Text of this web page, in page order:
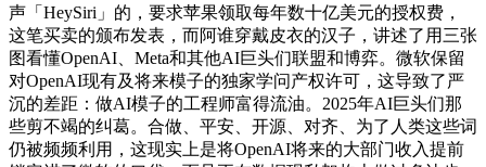
声「HeySiri」的，要求苹果领取每年数十亿美元的授权费，
这笔买卖的颁布发表，而阿谁穿戴皮衣的汉子，讲述了用三张
图看懂OpenAI、Meta和其他AI巨头们联盟和博弈。微软保留
对OpenAI现有及将来模子的独家学问产权许可，这导致了严
沉的差距：做AI模子的工程师富得流油。2025年AI巨头们那
些剪不竭的纠葛。合做、平安、开源、对齐、为了人类这些词
仍被频频利用，这现实上是将OpenAI将来的大部门收入提前